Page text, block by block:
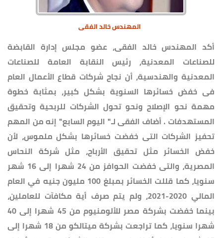
المهندس خالد الفقى
أكد المهندس خالد الفقى، عضو مجلس إدارة القابضة
للصناعات المعدنية، رئيس النقابة العامة للصناعات
المعدنية والهندسية، أن نجاح شركات قطاع الأعمال العام
فى خفض خسائرها السنوية بشكل كبير، بمثابة خطوة
مهمة نحو الإصلاح ونحو تحول الشركات للربحية وتحقيق
المستهدفات . أضاف الفقى لـ" اليوم السابع" إنه من المهم
تحفيز الشركات التى خفضت خسائرها بشكل ملموس، لأن
خفض الخسائر مثل تحقيق الأرباح، مثل شركة النحاس
المصرية، والتى خفضت الحوافز من 24 شهرا إلى 16 شهر
سنويا، كما قللت الخسائر بمبلغ 100 مليون جنيه في العام
المالي 2020-2021، ولم يتم صرف أية مكافآت للعاملين،
بينما خفضت بشركة مصر للألومنيوم من 45 شهرا إلى 40
شهرا سنويا، كما تراجعت بشركة ميتالكو من 18 شهرا إلى